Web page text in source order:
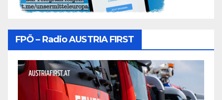
FPÖ – Radio AUSTRIA FIRST